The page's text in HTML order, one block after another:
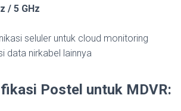
/ 5 GHz
seluler untuk cloud monitoring
data nirkabel lainnya
Postel untuk MDVR: